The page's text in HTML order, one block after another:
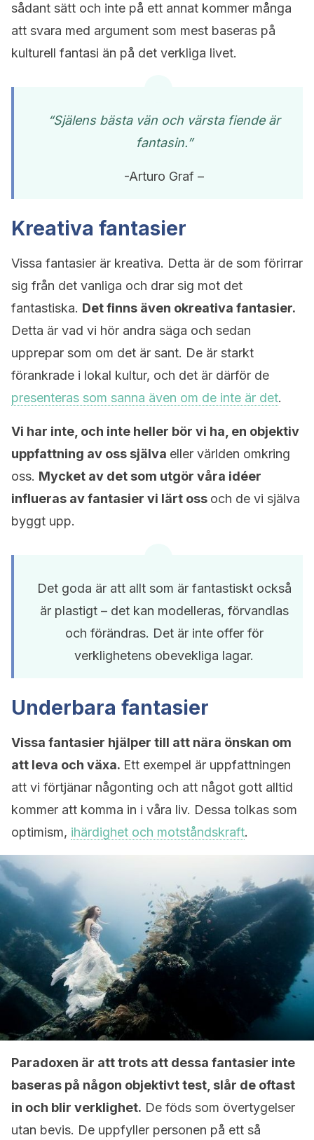
sådant sätt och inte på ett annat kommer många
att svara med argument som mest baseras på
kulturell fantasi än på det verkliga livet.
“Själens bästa vän och värsta fiende är
fantasin.”
-Arturo Graf –
Kreativa fantasier
Vissa fantasier är kreativa. Detta är de som förirrar
sig från det vanliga och drar sig mot det
fantastiska. Det finns även okreativa fantasier.
Detta är vad vi hör andra säga och sedan
upprepar som om det är sant. De är starkt
förankrade i lokal kultur, och det är därför de
presenteras som sanna även om de inte är det.
Vi har inte, och inte heller bör vi ha, en objektiv
uppfattning av oss själva eller världen omkring
oss. Mycket av det som utgör våra idéer
influeras av fantasier vi lärt oss och de vi själva
byggt upp.
Det goda är att allt som är fantastiskt också
är plastigt – det kan modelleras, förvandlas
och förändras. Det är inte offer för
verklighetens obevekliga lagar.
Underbara fantasier
Vissa fantasier hjälper till att nära önskan om
att leva och växa. Ett exempel är uppfattningen
att vi förtjänar någonting och att något gott alltid
kommer att komma in i våra liv. Dessa tolkas som
optimism, ihärdighet och motståndskraft.
Paradoxen är att trots att dessa fantasier inte
baseras på någon objektivt test, slår de oftast
in och blir verklighet. De föds som övertygelser
utan bevis. De uppfyller personen på ett så